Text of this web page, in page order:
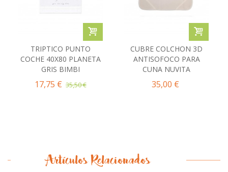
TRIPTICO PUNTO
COCHE 40X80 PLANETA
GRIS BIMBI
17,75 € 35,50 €
CUBRE COLCHON 3D
ANTISOFOCO PARA
CUNA NUVITA
35,00 €
Artículos Relacionados